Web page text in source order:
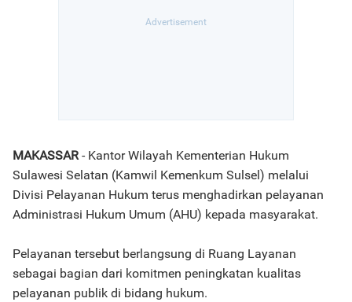
MAKASSAR- Kantor Wilayah Kementerian Hukum
Sulawesi Selatan (Kamwil Kemenkum Sulsel) melalui
Divisi Pelayanan Hukum terus menghadirkan pelayanan
Administrasi Hukum Umum (AHU) kepada masyarakat.
Pelayanan tersebut berlangsung di Ruang Layanan
sebagai bagian dari komitmen peningkatan kualitas
pelayanan publik di bidang hukum.